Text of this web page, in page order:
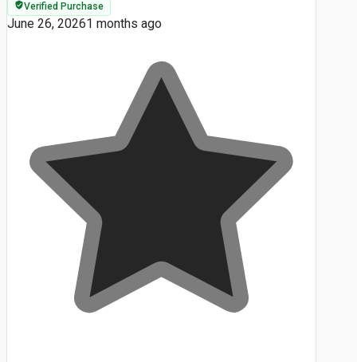
Verified Purchase
June 26, 20261 months ago